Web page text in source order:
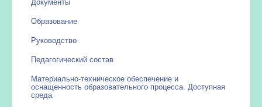
Образование
Руководство
Педагогический состав
Материально-техническое обеспечение и
оснащенность образовательного процесса. Доступная
среда